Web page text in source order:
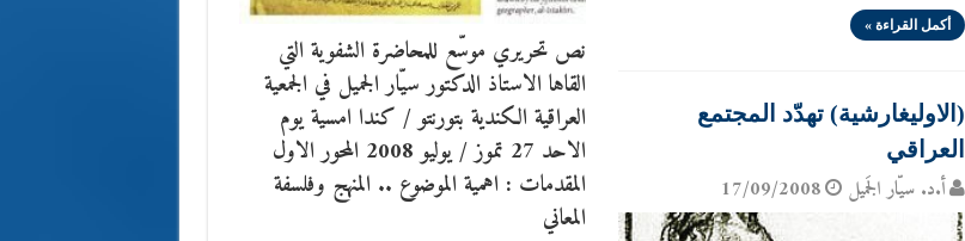
أكمل القراءة »
نص تحريري موسّع للمحاضرة الشفوية التي
القاها الاستاذ الدكتور سيّار الجميل في الجمعية
العراقية الكندية بتورنتو / كندا امسية يوم
الاحد 27 تموز / يوليو 2008 المحور الاول
المقدمات : اهمية الموضوع .. المنهج وفلسفة
المعاني
(الاوليغارشية) تهدّد المجتمع
العراقي
أ.د. سيّار الجَميل 17/09/2008